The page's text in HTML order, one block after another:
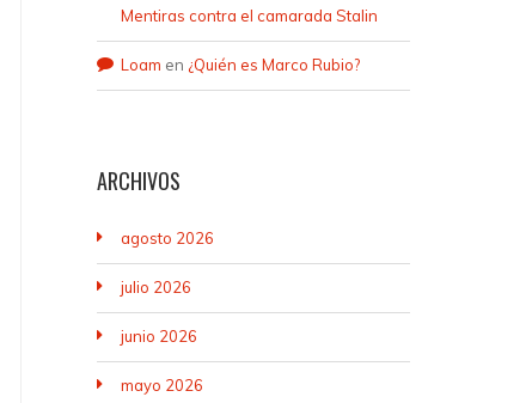
Mentiras contra el camarada Stalin
Loam en ¿Quién es Marco Rubio?
ARCHIVOS
agosto 2026
julio 2026
junio 2026
mayo 2026